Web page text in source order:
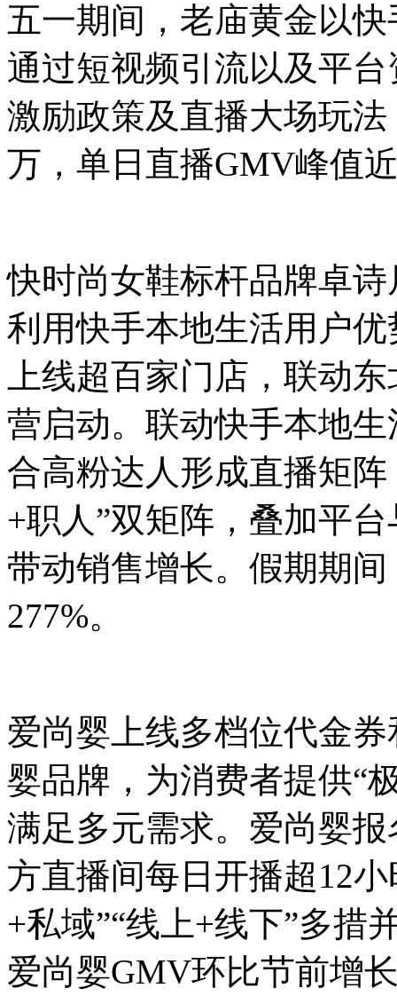
五一期间，老庙黄金以
通过短视频引流以及平
激励政策及直播大场玩
万，单日直播GMV峰值
快时尚女鞋标杆品牌卓
利用快手本地生活用户
上线超百家门店，联动
营启动。联动快手本地
合高粉达人形成直播矩
+职人”双矩阵，叠加平
带动销售增长。假期期
277%。
爱尚婴上线多档位代金
婴品牌，为消费者提供“
满足多元需求。爱尚婴
方直播间每日开播超12
+私域”“线上+线下”多措
爱尚婴GMV环比节前增